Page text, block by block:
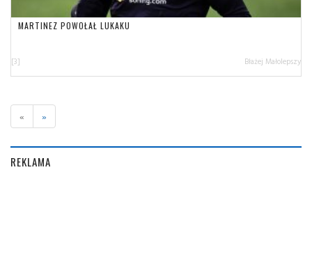
MARTINEZ POWOŁAŁ LUKAKU
[3] Błażej Małolepszy
« »
REKLAMA